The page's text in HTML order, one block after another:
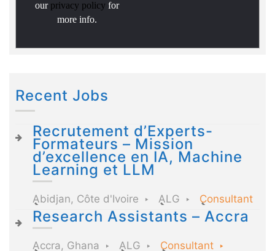
our privacy policy for
more info.
Recent Jobs
Recrutement d’Experts-
Formateurs – Mission
d’excellence en IA, Machine
Learning et LLM
Abidjan, Côte d'Ivoire ALG Consultant
Research Assistants – Accra
Accra, Ghana ALG
Consultant